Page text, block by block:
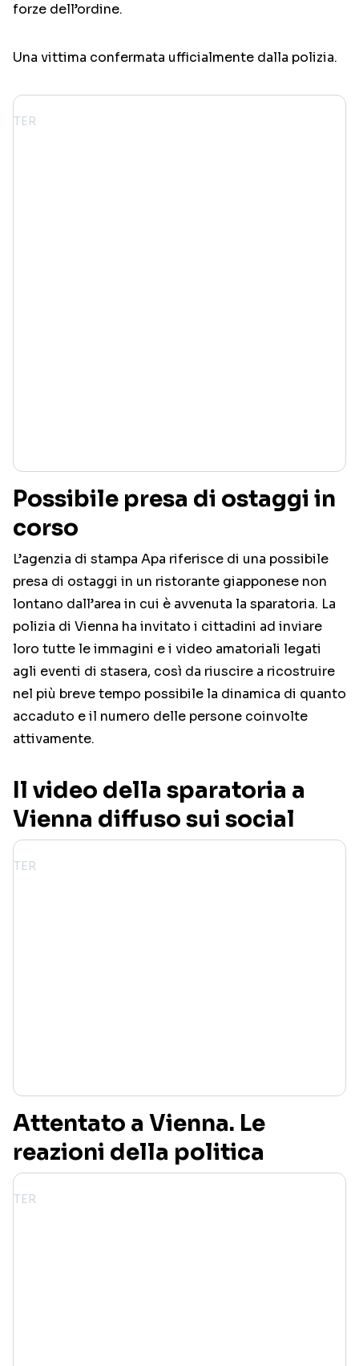
forze dell’ordine.
Una vittima confermata ufficialmente dalla polizia.
Possibile presa di ostaggi in
corso
L’agenzia di stampa Apa riferisce di una possibile
presa di ostaggi in un ristorante giapponese non
lontano dall’area in cui è avvenuta la sparatoria. La
polizia di Vienna ha invitato i cittadini ad inviare
loro tutte le immagini e i video amatoriali legati
agli eventi di stasera, così da riuscire a ricostruire
nel più breve tempo possibile la dinamica di quanto
accaduto e il numero delle persone coinvolte
attivamente.
Il video della sparatoria a
Vienna diffuso sui social
Attentato a Vienna. Le
reazioni della politica